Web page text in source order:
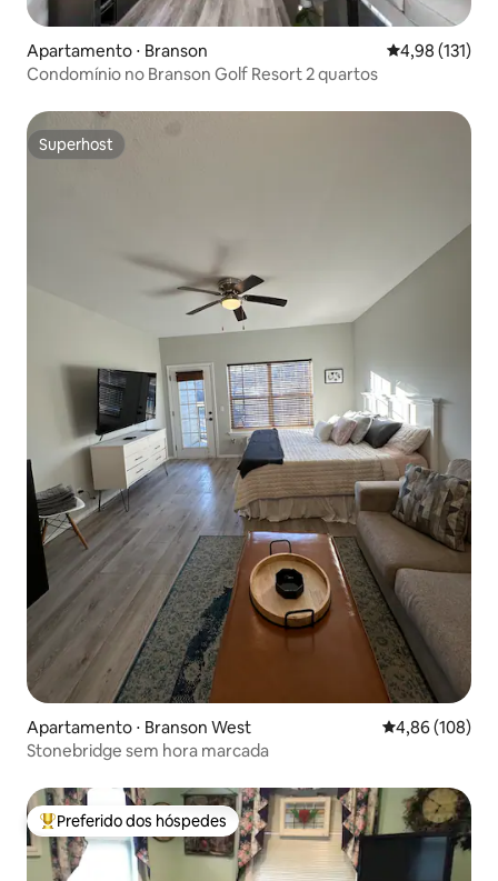
Apartamento ⋅ Branson 4,98 de uma
4,98 (131)
Condomínio no Branson Golf Resort 2 quartos
Superhost
Superhost
Apartamento ⋅ Branson West 4,86 de uma
4,86 (108)
Stonebridge sem hora marcada
Entre os melhores preferidos dos hóspedes
Preferido dos hóspedes